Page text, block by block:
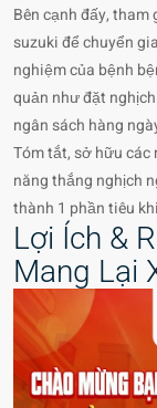
Bên cạnh đấy,
suzuki để chuyển
nghiệm của bệnh
quản như đặt
ngân sách hàng
Tóm tắt, sở hữu các
năng thắng nghịch
thành 1 phần tiêu
Lợi Ích &
Mang Lại